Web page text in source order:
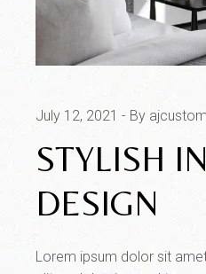
July 12, 2021 By
STYLISH
DESIGN
Lorem ipsum dolor sit